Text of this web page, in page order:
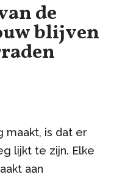
de
blijven
maakt, is dat er
lijkt te zijn. Elke
aan